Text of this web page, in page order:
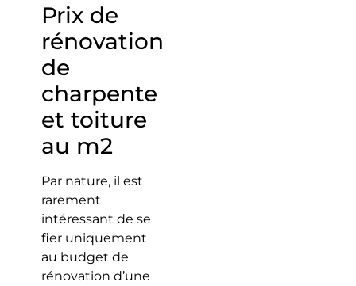
Prix de
rénovation
de
charpente
et toiture
au m2
Par nature, il est
rarement
intéressant de se
fier uniquement
au budget de
rénovation d’une